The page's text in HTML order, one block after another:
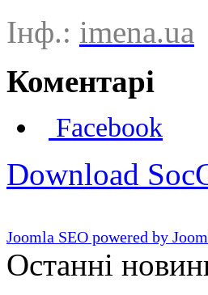
Інф.: imena.ua
Коментарі
Facebook
Download
Joomla SEO powered by
Останні